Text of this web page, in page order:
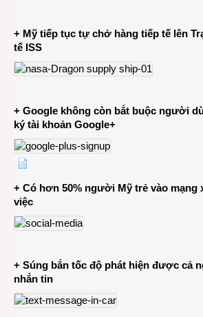
+ Mỹ tiếp tục tự chở hàng tiếp tế lên
tế ISS
+ Google không còn bắt buộc người
ký tài khoản Google+
+ Có hơn 50% người Mỹ trẻ vào mạng
việc
+ Súng bắn tốc độ phát hiện được cả
nhắn tin